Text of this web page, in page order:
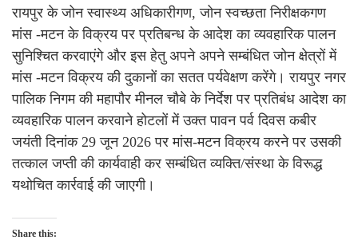
रायपुर के जोन स्वास्थ्य अधिकारीगण, जोन स्वच्छता निरीक्षकगण
मांस -मटन के विक्रय पर प्रतिबन्ध के आदेश का व्यवहारिक पालन
सुनिश्चित करवाएंगे और इस हेतु अपने अपने सम्बंधित जोन क्षेत्रों में
मांस -मटन विक्रय की दुकानों का सतत पर्यवेक्षण करेंगे। रायपुर नगर
पालिक निगम की महापौर मीनल चौबे के निर्देश पर प्रतिबंध आदेश का
व्यवहारिक पालन करवाने होटलों में उक्त पावन पर्व दिवस कबीर
जयंती दिनांक 29 जून 2026 पर मांस-मटन विक्रय करने पर उसकी
तत्काल जप्ती की कार्यवाही कर सम्बंधित व्यक्ति/संस्था के विरूद्ध
यथोचित कार्रवाई की जाएगी।
Share this: